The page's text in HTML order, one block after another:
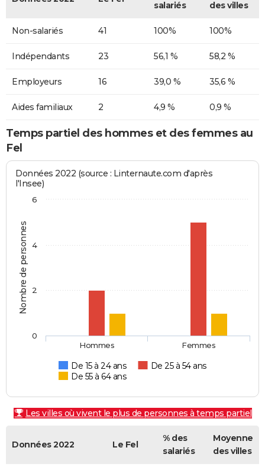
salariés des villes
Non-salariés 41 100% 100%
Indépendants 23 56,1 % 58,2 %
Employeurs 16 39,0 % 35,6 %
Aides familiaux 2 4,9 % 0,9 %
Temps partiel des hommes et des femmes au
Fel
Nombre de personnes
Données 2022 (source : Linternaute.com d'après
l'Insee)
De 15 à 24 ans
De 25 à 54 ans
De 55 à 64 ans
Hommes Femmes
0
2
4
6
Les villes où vivent le plus de personnes à temps partiel
Données 2022 Le Fel
% des
salariés
Moyenne
des villes